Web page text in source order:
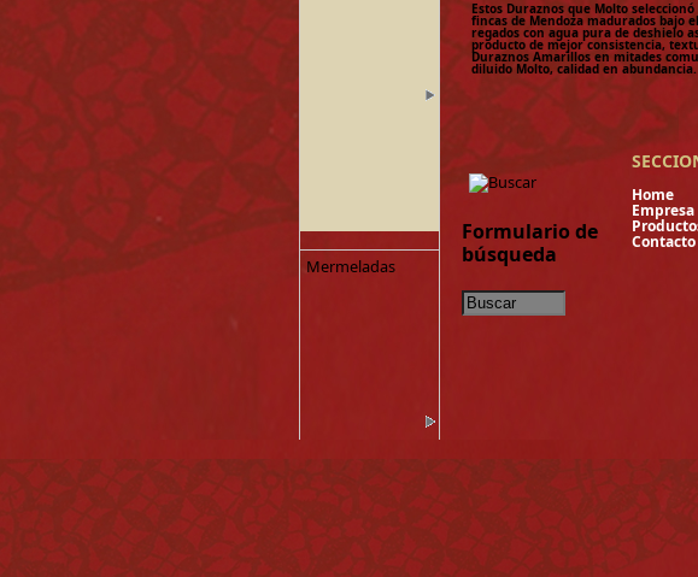
Mermeladas
Estos Duraznos que Molto
fincas de Mendoza madurados bajo
regados con agua pura de deshielo
producto de mejor consistencia,
Duraznos Amarillos en mitades
diluido Molto, calidad en abundancia.
Formulario de
búsqueda
Contacto